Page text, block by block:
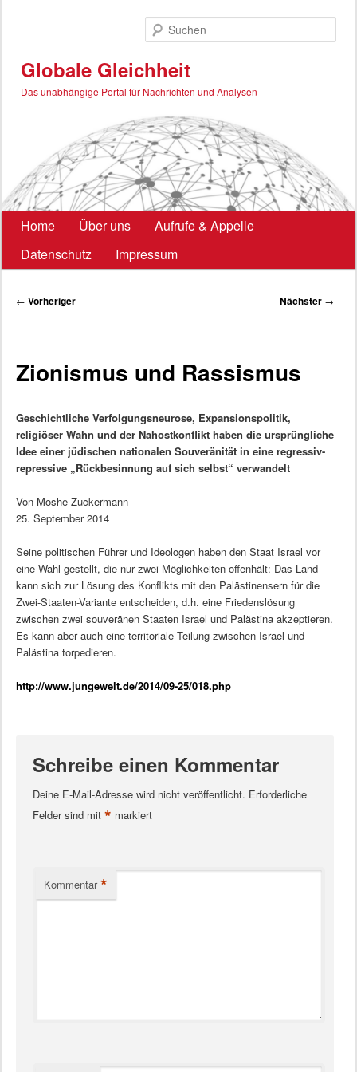
Globale Gleichheit
Das unabhängige Portal für Nachrichten und Analysen
Hauptmenü
Home Über uns
Aufrufe & Appelle
Datenschutz
Impressum
Beitragsnavigation
← Vorheriger Nächster →
Zionismus und Rassismus
Geschichtliche Verfolgungsneurose, Expansionspolitik,
religiöser Wahn und der Nahostkonflikt haben die ursprüngliche
Idee einer jüdischen nationalen Souveränität in eine regressiv-
repressive „Rückbesinnung auf sich selbst“ verwandelt
Von Moshe Zuckermann
25. September 2014
Seine politischen Führer und Ideologen haben den Staat Israel vor
eine Wahl gestellt, die nur zwei Möglichkeiten offenhält: Das Land
kann sich zur Lösung des Konflikts mit den Palästinensern für die
Zwei-Staaten-Variante entscheiden, d.h. eine Friedenslösung
zwischen zwei souveränen Staaten Israel und Palästina akzeptieren.
Es kann aber auch eine territoriale Teilung zwischen Israel und
Palästina torpedieren.
http://www.jungewelt.de/2014/09-25/018.php
Schreibe einen Kommentar
Deine E-Mail-Adresse wird nicht veröffentlicht. Erforderliche
Felder sind mit * markiert
Kommentar *